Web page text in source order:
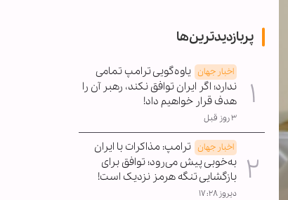
پربازدیدترین‌ها
اخبار جهان یاوه‌گویی ترامپ تمامی
ندارد؛ اگر ایران توافق نکند، رهبر آن را
هدف قرار خواهیم داد!
۳ روز قبل
اخبار جهان ترامپ: مذاکرات با ایران
به‌خوبی پیش می‌رود؛ توافق برای
بازگشایی تنگه هرمز نزدیک است!
دیروز ۱۷:۲۸